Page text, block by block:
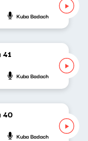
Kuba Badach
41
Kuba Badach
40
Kuba Badach